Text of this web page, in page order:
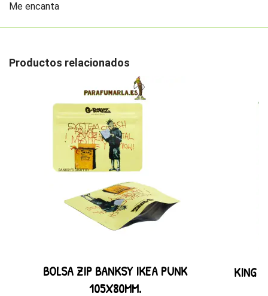
Me encanta
Productos relacionados
BOLSA ZIP BANKSY IKEA PUNK
105X80MM.
KING